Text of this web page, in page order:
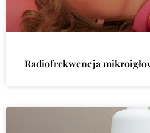
Radiofrekwencja